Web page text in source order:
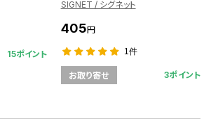
15ポイント
SIGNET / シグネット
405円
1件
お取り寄せ 3ポイント